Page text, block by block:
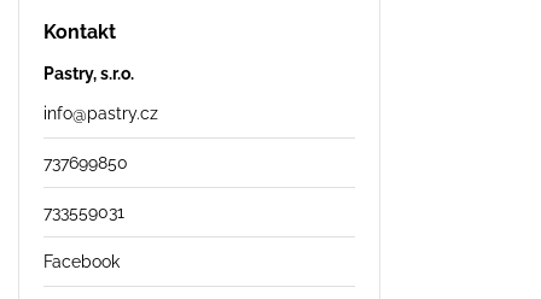
Kontakt
Pastry, s.r.o.
info@pastry.cz
737699850
733559031
Facebook